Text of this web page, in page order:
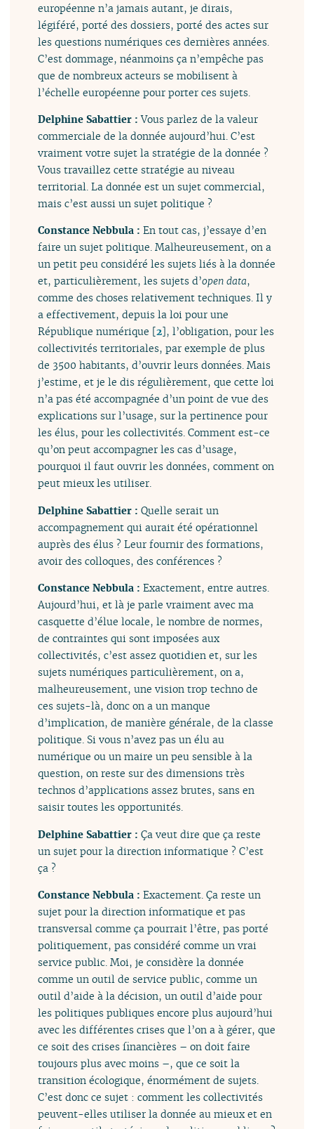
européenne n’a jamais autant, je dirais,
légiféré, porté des dossiers, porté des actes sur
les questions numériques ces dernières années.
C’est dommage, néanmoins ça n’empêche pas
que de nombreux acteurs se mobilisent à
l’échelle européenne pour porter ces sujets.
Delphine Sabattier :Vous parlez de la valeur
commerciale de la donnée aujourd’hui. C’est
vraiment votre sujet la stratégie de la donnée ?
Vous travaillez cette stratégie au niveau
territorial. La donnée est un sujet commercial,
mais c’est aussi un sujet politique ?
Constance Nebbula :En tout cas, j’essaye d’en
faire un sujet politique. Malheureusement, on a
un petit peu considéré les sujets liés à la donnée
et, particulièrement, les sujets d’open data,
comme des choses relativement techniques. Il y
a effectivement, depuis la loi pour une
République numérique [2], l’obligation, pour les
collectivités territoriales, par exemple de plus
de 3500 habitants, d’ouvrir leurs données. Mais
j’estime, et je le dis régulièrement, que cette loi
n’a pas été accompagnée d’un point de vue des
explications sur l’usage, sur la pertinence pour
les élus, pour les collectivités. Comment est-ce
qu’on peut accompagner les cas d’usage,
pourquoi il faut ouvrir les données, comment on
peut mieux les utiliser.
Delphine Sabattier :Quelle serait un
accompagnement qui aurait été opérationnel
auprès des élus ? Leur fournir des formations,
avoir des colloques, des conférences ?
Constance Nebbula :Exactement, entre autres.
Aujourd’hui, et là je parle vraiment avec ma
casquette d’élue locale, le nombre de normes,
de contraintes qui sont imposées aux
collectivités, c’est assez quotidien et, sur les
sujets numériques particulièrement, on a,
malheureusement, une vision trop techno de
ces sujets-là, donc on a un manque
d’implication, de manière générale, de la classe
politique. Si vous n’avez pas un élu au
numérique ou un maire un peu sensible à la
question, on reste sur des dimensions très
technos d’applications assez brutes, sans en
saisir toutes les opportunités.
Delphine Sabattier :Ça veut dire que ça reste
un sujet pour la direction informatique ? C’est
ça ?
Constance Nebbula :Exactement. Ça reste un
sujet pour la direction informatique et pas
transversal comme ça pourrait l’être, pas porté
politiquement, pas considéré comme un vrai
service public. Moi, je considère la donnée
comme un outil de service public, comme un
outil d’aide à la décision, un outil d’aide pour
les politiques publiques encore plus aujourd’hui
avec les différentes crises que l’on a à gérer, que
ce soit des crises financières – on doit faire
toujours plus avec moins –, que ce soit la
transition écologique, énormément de sujets.
C’est donc ce sujet : comment les collectivités
peuvent-elles utiliser la donnée au mieux et en